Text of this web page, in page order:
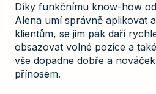
Díky funkčnímu know-how
Alena umí správně aplikovat
klientům, se jim pak daří
obsazovat volné pozice a
vše dopadne dobře a
přínosem.